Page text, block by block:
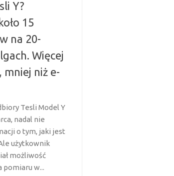
Y?
15
na 20-
Więcej
mniej niż e-
Tesli Model Y
nadal nie
o tym, jaki jest
użytkownik
możliwość
w...